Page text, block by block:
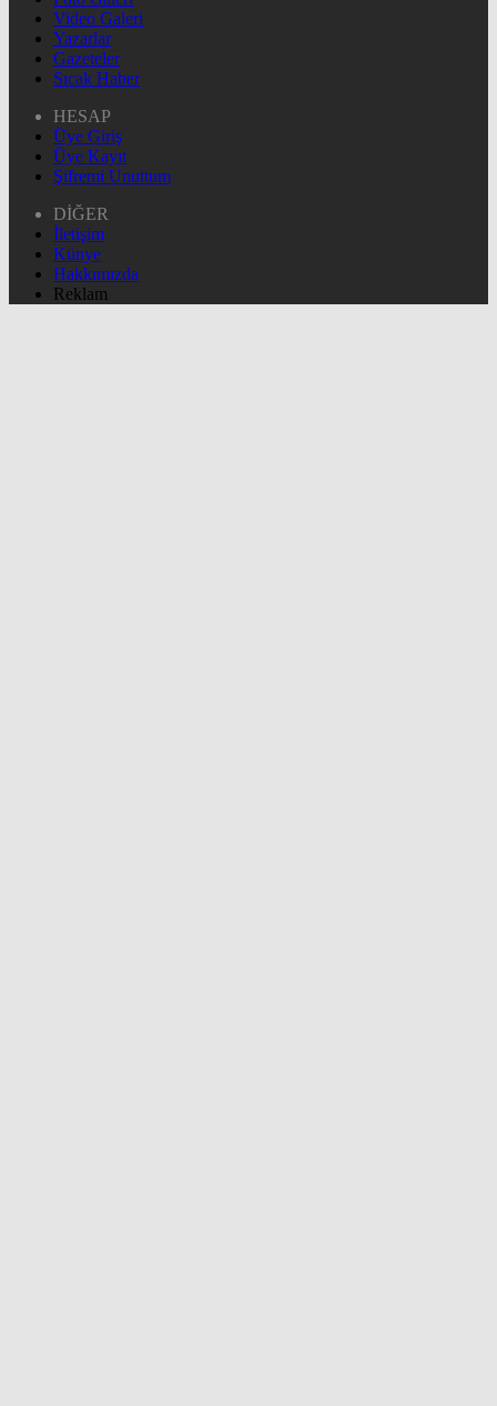
Video Galeri
Yazarlar
Gazeteler
Sıcak Haber
HESAP
Üye Giriş
Üye Kayıt
Şifremi Unuttum
DİĞER
İletişim
Künye
Hakkımızda
Reklam